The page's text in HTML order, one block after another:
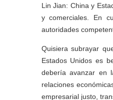
Lin Jian: China y
y comerciales. En
autoridades
Quisiera subrayar
Estados Unidos es
debería avanzar en
relaciones
empresarial justo,